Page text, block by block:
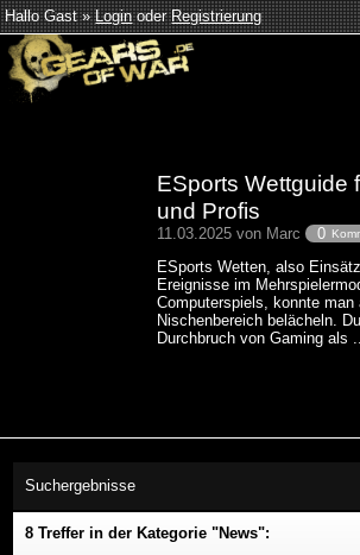
Hallo Gast »LoginoderRegistrierung
ESports Wettguide
und Profis
11.03.2025 von Marc 0
ESports Wetten, also
Ereignisse im
Computerspiels, konnte man
Nischenbereich belächeln.
Durchbruch von Gaming als
Suchergebnisse
8 Treffer in der Kategorie "News":